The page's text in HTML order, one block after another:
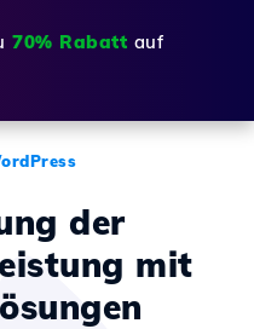
70% Rabatt auf
der
mit